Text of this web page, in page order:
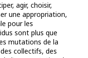
agir, choisir,
une appropriation,
pour les
sont plus que
mutations de la
collectifs, des